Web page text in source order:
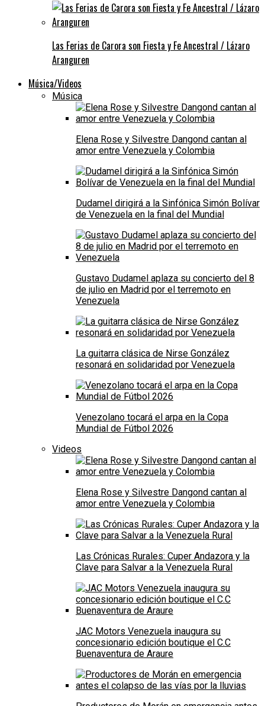
Las Ferias de Carora son Fiesta y Fe Ancestral / Lázaro
Aranguren
Música/Videos
Música
Elena Rose y Silvestre Dangond cantan al
amor entre Venezuela y Colombia
Dudamel dirigirá a la Sinfónica Simón Bolívar
de Venezuela en la final del Mundial
Gustavo Dudamel aplaza su concierto del 8
de julio en Madrid por el terremoto en
Venezuela
La guitarra clásica de Nirse González
resonará en solidaridad por Venezuela
Venezolano tocará el arpa en la Copa
Mundial de Fútbol 2026
Videos
Elena Rose y Silvestre Dangond cantan al
amor entre Venezuela y Colombia
Las Crónicas Rurales: Cuper Andazora y la
Clave para Salvar a la Venezuela Rural
JAC Motors Venezuela inaugura su
concesionario edición boutique el C.C
Buenaventura de Araure